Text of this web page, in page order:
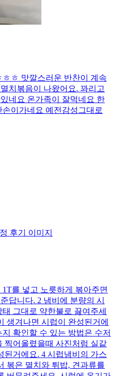
ㅎ 맛깔스러운 반찬이 계속
치볶음이 나왔어요. 꽈리고
네요 온가족이 잘먹네요 한
이가네요 예전감성그대로
를 넣고 노릇하게 볶아주면
답니다. 2 냄비에 분량의 시
그대로 약한불로 끓여주세
생겨나면 시럽이 완성된거에
확인할 수 있는 방법은 수저
찍어올렸을때 사진처럼 실같
된거에요. 4 시럽냄비의 가스
볶은 멸치와 튀밥, 견과류를